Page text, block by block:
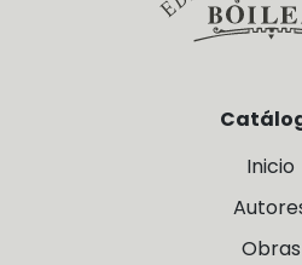
Inicio
Obras